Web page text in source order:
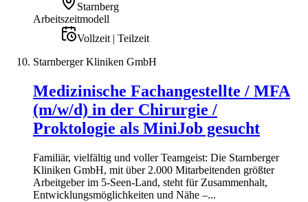
Starnberg
Arbeitszeitmodell
Vollzeit | Teilzeit
Starnberger Kliniken GmbH
Medizinische Fachangestellte / MFA
(m/w/d) in der Chirurgie /
Proktologie als MiniJob gesucht
Familiär, vielfältig und voller Teamgeist: Die Starnberger
Kliniken GmbH, mit über 2.000 Mitarbeitenden größter
Arbeitgeber im 5-Seen-Land, steht für Zusammenhalt,
Entwicklungsmöglichkeiten und Nähe –...